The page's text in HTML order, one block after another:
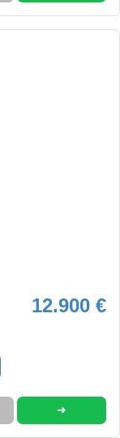
12.900 €
➜